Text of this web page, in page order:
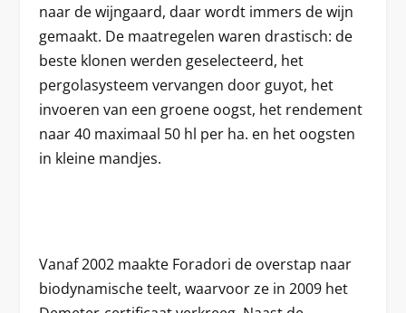
naar de wijngaard, daar wordt immers de wijn
gemaakt. De maatregelen waren drastisch: de
beste klonen werden geselecteerd, het
pergolasysteem vervangen door guyot, het
invoeren van een groene oogst, het rendement
naar 40 maximaal 50 hl per ha. en het oogsten
in kleine mandjes.
Vanaf 2002 maakte Foradori de overstap naar
biodynamische teelt, waarvoor ze in 2009 het